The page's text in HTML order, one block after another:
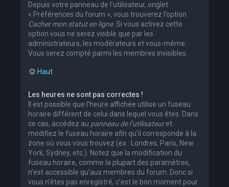
Depuis votre panneau de l’utilisateur, onglet
« Préférences du forum », vous trouverez l’option
Cacher mon statut en ligne. Si vous activez cette
option vous ne serez visible que par les
administrateurs, les modérateurs et vous-même.
Vous serez compté parmi les membres invisibles.
Haut
Les heures ne sont pas correctes !
Il est possible que l’heure affichée utilise un fuseau
horaire différent de celui dans lequel vous êtes. Dans
ce cas, accédez au panneau de l’utilisateuret
modifiez le fuseau horaire afin qu’il corresponde à la
zone où vous vous trouvez (ex : Londres, Paris, New
York, Sydney, etc.). Notez que la modification du
fuseau horaire, comme la plupart des paramètres,
n’est accessible qu’aux membres du forum. Donc si
vous n’êtes pas enregistré, c’est le bon moment pour